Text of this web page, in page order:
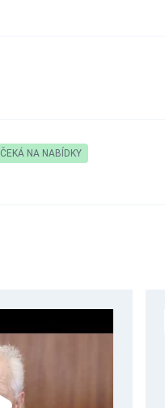
ČEKÁ NA NABÍDKY